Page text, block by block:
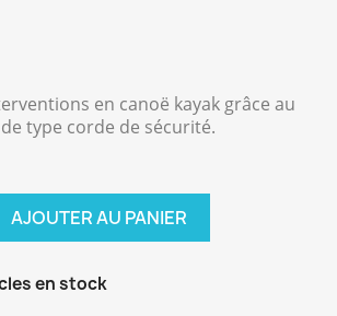
en canoë kayak grâce au
type corde de sécurité.
AJOUTER AU PANIER
en stock